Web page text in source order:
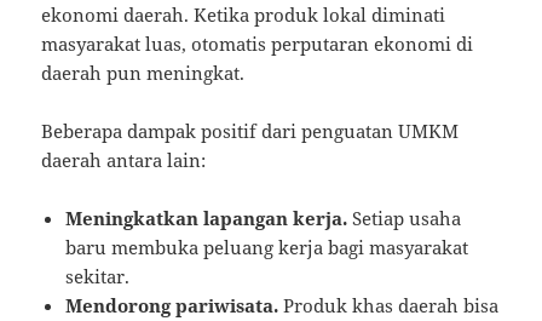
ekonomi daerah. Ketika produk lokal diminati
masyarakat luas, otomatis perputaran ekonomi di
daerah pun meningkat.
Beberapa dampak positif dari penguatan UMKM
daerah antara lain:
Meningkatkan lapangan kerja. Setiap usaha
baru membuka peluang kerja bagi masyarakat
sekitar.
Mendorong pariwisata. Produk khas daerah bisa